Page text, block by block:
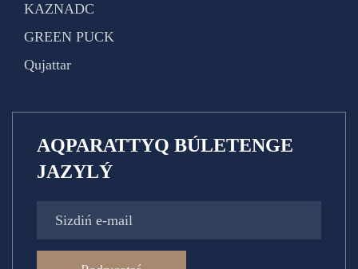
KAZNADC
GREEN PUCK
Qujattar
AQPARATTYQ BÚLETENGE
JAZYLÝ